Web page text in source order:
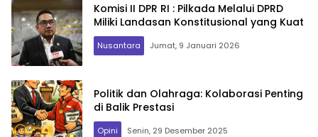
Komisi II DPR RI : Pilkada Melalui DPRD
Miliki Landasan Konstitusional yang Kuat
Nusantara Jumat, 9 Januari 2026
Politik dan Olahraga: Kolaborasi Penting
di Balik Prestasi
Opini Senin, 29 Desember 2025